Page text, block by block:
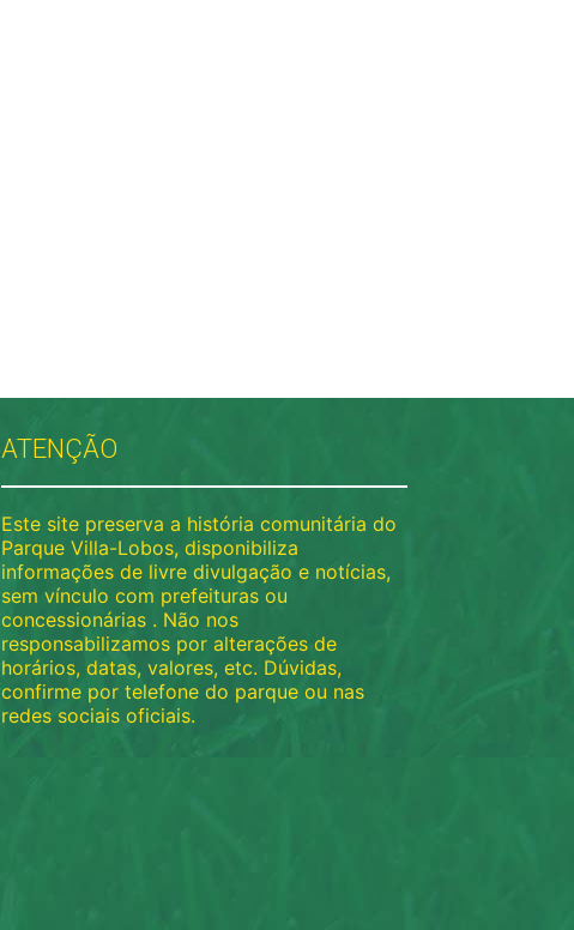
ATENÇÃO
Este site preserva a história comunitária do
Parque Villa-Lobos, disponibiliza
informações de livre divulgação e notícias,
sem vínculo com prefeituras ou
concessionárias . Não nos
responsabilizamos por alterações de
horários, datas, valores, etc. Dúvidas,
confirme por telefone do parque ou nas
redes sociais oficiais.